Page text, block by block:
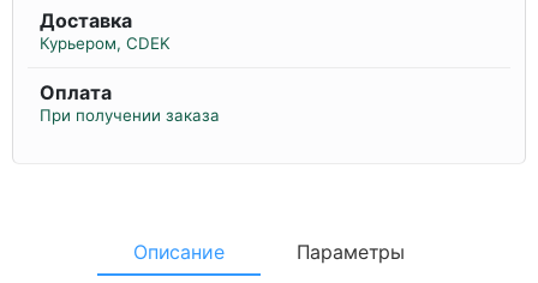
Доставка
Курьером, CDEK
Оплата
При получении заказа
Описание
Параметры